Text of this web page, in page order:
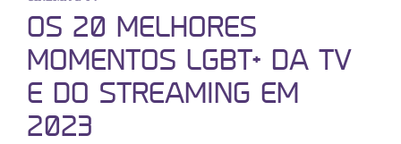
OS 20 MELHORES
MOMENTOS LGBT+ DA TV
E DO STREAMING EM
2023